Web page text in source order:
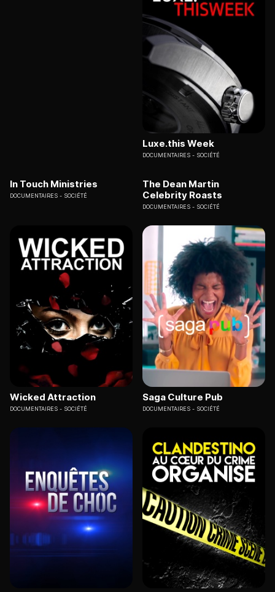
Luxe.this Week
DOCUMENTAIRES SOCIÉTÉ
In Touch Ministries
DOCUMENTAIRES SOCIÉTÉ
The Dean Martin
Celebrity Roasts
DOCUMENTAIRES SOCIÉTÉ
Wicked Attraction
DOCUMENTAIRES SOCIÉTÉ
Saga Culture Pub
DOCUMENTAIRES SOCIÉTÉ